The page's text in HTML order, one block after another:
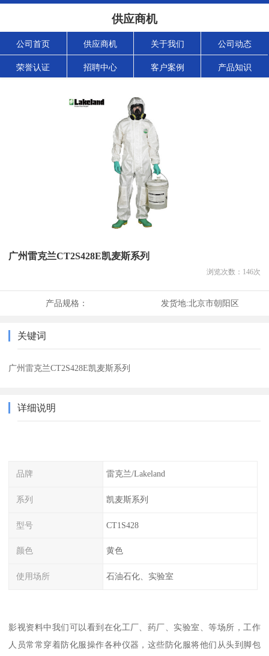
供应商机
公司首页 供应商机 关于我们 公司动态
荣誉认证 招聘中心 客户案例 产品知识
广州雷克兰CT2S428E凯麦斯系列
浏览次数： 146次
产品规格： 发货地:北京市朝阳区
关键词
广州雷克兰CT2S428E凯麦斯系列
详细说明
品牌 雷克兰/Lakeland
系列 凯麦斯系列
型号 CT1S428
颜色 黄色
使用场所 石油石化、实验室
影视资料中我们可以看到在化工厂、药厂、实验室、等场所，工作
人员常常穿着防化服操作各种仪器，这些防化服将他们从头到脚包